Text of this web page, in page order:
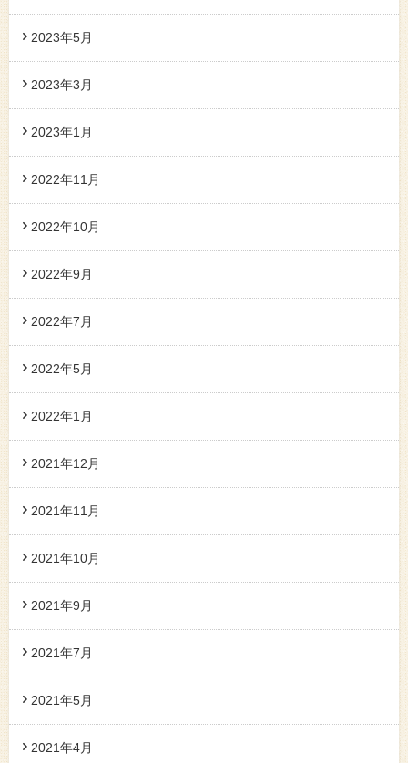
2023年5月
2023年3月
2023年1月
2022年11月
2022年10月
2022年9月
2022年7月
2022年5月
2022年1月
2021年12月
2021年11月
2021年10月
2021年9月
2021年7月
2021年5月
2021年4月